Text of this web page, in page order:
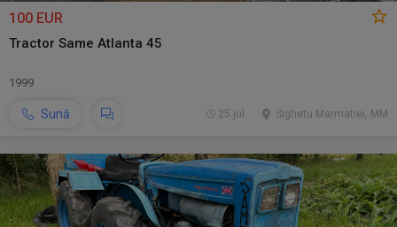
100 EUR
Tractor Same Atlanta 45
1999
Sună Sighetu Marmatiei, MM
25 jul.